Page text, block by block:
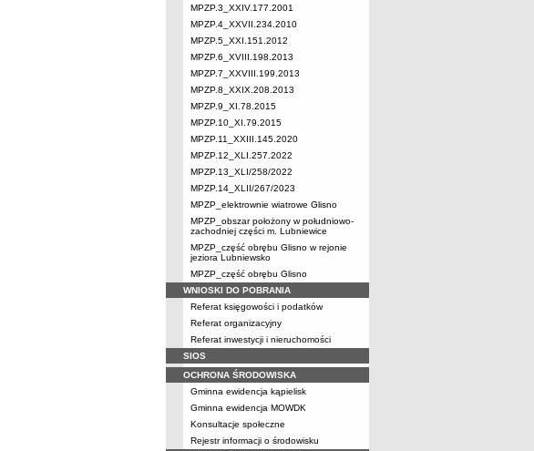
MPZP.3_XXIV.177.2001
MPZP.4_XXVII.234.2010
MPZP.5_XXI.151.2012
MPZP.6_XVIII.198.2013
MPZP.7_XXVIII.199.2013
MPZP.8_XXIX.208.2013
MPZP.9_XI.78.2015
MPZP.10_XI.79.2015
MPZP.11_XXIII.145.2020
MPZP.12_XLI.257.2022
MPZP.13_XLI/258/2022
MPZP.14_XLII/267/2023
MPZP_elektrownie wiatrowe Glisno
MPZP_obszar położony w południowo-
zachodniej części m. Lubniewice
MPZP_część obrębu Glisno w rejonie
jeziora Lubniewsko
MPZP_część obrębu Glisno
WNIOSKI DO POBRANIA
Referat księgowości i podatków
Referat organizacyjny
Referat inwestycji i nieruchomości
SIOS
OCHRONA ŚRODOWISKA
Gminna ewidencja kąpielisk
Gminna ewidencja MOWDK
Konsultacje społeczne
Rejestr informacji o środowisku